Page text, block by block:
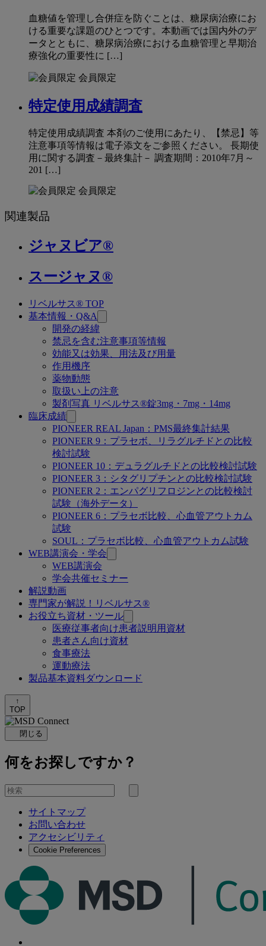
血糖値を管理し合併症を防ぐことは、糖尿病治療にお
ける重要な課題のひとつです。本動画では国内外のデ
ータとともに、糖尿病治療における血糖管理と早期治
療強化の重要性に […]
会員限定
特定使用成績調査
特定使用成績調査 本剤のご使用にあたり、【禁忌】等
注意事項等情報は電子添文をご参照ください。 長期使
用に関する調査－最終集計－ 調査期間：2010年7月～
201 […]
会員限定
関連製品
ジャヌビア®
スージャヌ®
リベルサス® TOP
基本情報・Q&A
開発の経緯
禁忌を含む注意事項等情報
効能又は効果、用法及び用量
作用機序
薬物動態
取扱い上の注意
製剤写真 リベルサス®錠3mg・7mg・14mg
臨床成績
PIONEER REAL Japan：PMS最終集計結果
PIONEER 9：プラセボ、リラグルチドとの比較
検討試験
PIONEER 10：デュラグルチドとの比較検討試験
PIONEER 3：シタグリプチンとの比較検討試験
PIONEER 2：エンパグリフロジンとの比較検討
試験（海外データ）
PIONEER 6：プラセボ比較、心血管アウトカム
試験
SOUL：プラセボ比較、心血管アウトカム試験
WEB講演会・学会
WEB講演会
学会共催セミナー
解説動画
専門家が解説！リベルサス®
お役立ち資材・ツール
医療従事者向け患者説明用資材
患者さん向け資材
食事療法
運動療法
製品基本資料ダウンロード
↑
TOP
閉じる
何をお探しですか？
を
検
サイトマップ
お問い合わせ
アクセシビリティ
Cookie Preferences